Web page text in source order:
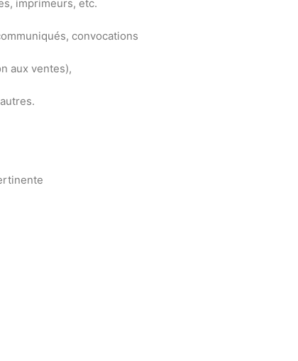
imprimeurs, etc.
convocations
aux ventes),